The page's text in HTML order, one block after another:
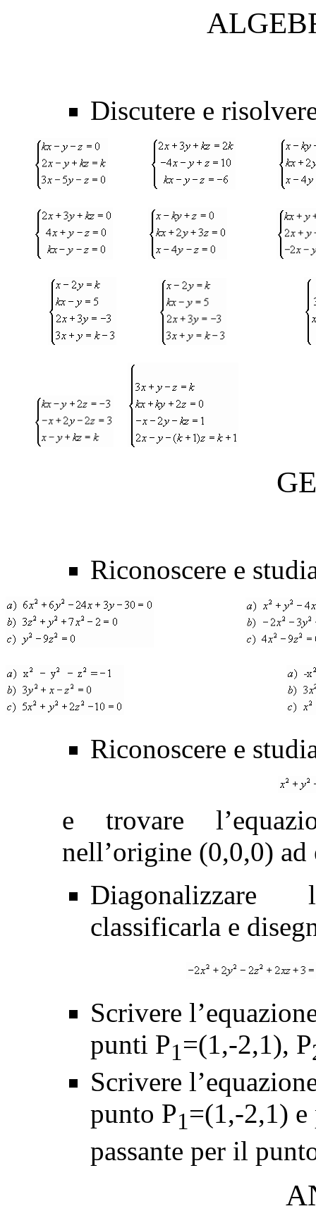
Discutere e
Riconoscere e
Riconoscere e
e trovare
nell’origine (0,0,0) ad
classificarla e
Scrivere
punti P1=(1,-2,1), P
Scrivere
punto P1=(1,-2,1) e
passante per il